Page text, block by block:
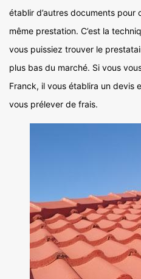
établir d’autres documents pour
même prestation. C’est la
vous puissiez trouver le
plus bas du marché. Si vous
Franck, il vous établira un devis
vous prélever de frais.